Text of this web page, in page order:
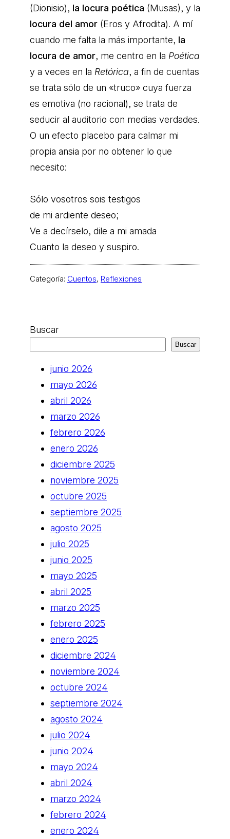
(Dionisio), la locura poética (Musas), y la
locura del amor (Eros y Afrodita). A mí
cuando me falta la más importante, la
locura de amor, me centro en la Poética
y a veces en la Retórica, a fin de cuentas
se trata sólo de un «truco» cuya fuerza
es emotiva (no racional), se trata de
seducir al auditorio con medias verdades.
O un efecto placebo para calmar mi
propia ansia por no obtener lo que
necesito:
Sólo vosotros sois testigos
de mi ardiente deseo;
Ve a decírselo, dile a mi amada
Cuanto la deseo y suspiro.
Categoría: Cuentos, Reflexiones
Buscar
Buscar
junio 2026
mayo 2026
abril 2026
marzo 2026
febrero 2026
enero 2026
diciembre 2025
noviembre 2025
octubre 2025
septiembre 2025
agosto 2025
julio 2025
junio 2025
mayo 2025
abril 2025
marzo 2025
febrero 2025
enero 2025
diciembre 2024
noviembre 2024
octubre 2024
septiembre 2024
agosto 2024
julio 2024
junio 2024
mayo 2024
abril 2024
marzo 2024
febrero 2024
enero 2024